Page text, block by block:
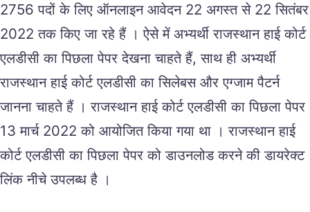
2756 पदों के लिए ऑनलाइन आवेदन 22 अगस्त से 22 सितंबर
2022 तक किए जा रहे हैं । ऐसे में अभ्यर्थी राजस्थान हाई कोर्ट
एलडीसी का पिछला पेपर देखना चाहते हैं, साथ ही अभ्यर्थी
राजस्थान हाई कोर्ट एलडीसी का सिलेबस और एग्जाम पैटर्न
जानना चाहते हैं । राजस्थान हाई कोर्ट एलडीसी का पिछला पेपर
13 मार्च 2022 को आयोजित किया गया था । राजस्थान हाई
कोर्ट एलडीसी का पिछला पेपर को डाउनलोड करने की डायरेक्ट
लिंक नीचे उपलब्ध है ।